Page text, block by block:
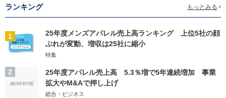
ランキング もっとみる
1
25年度メンズアパレル売上高ランキング 上位5社の顔
ぶれが変動、増収は25社に縮小
特集
2
25年度アパレル売上高 5.3％増で5年連続増加 事業
拡大やM&Aで押し上げ
総合・ビジネス